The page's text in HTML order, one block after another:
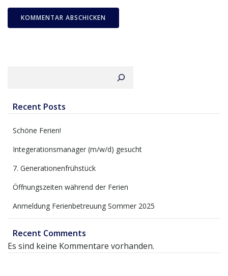
Recent Posts
Schöne Ferien!
Integerationsmanager (m/w/d) gesucht
7. Generationenfrühstück
Öffnungszeiten während der Ferien
Anmeldung Ferienbetreuung Sommer 2025
Recent Comments
Es sind keine Kommentare vorhanden.